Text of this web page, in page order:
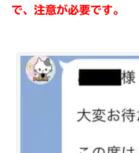
で、注意が必要です。